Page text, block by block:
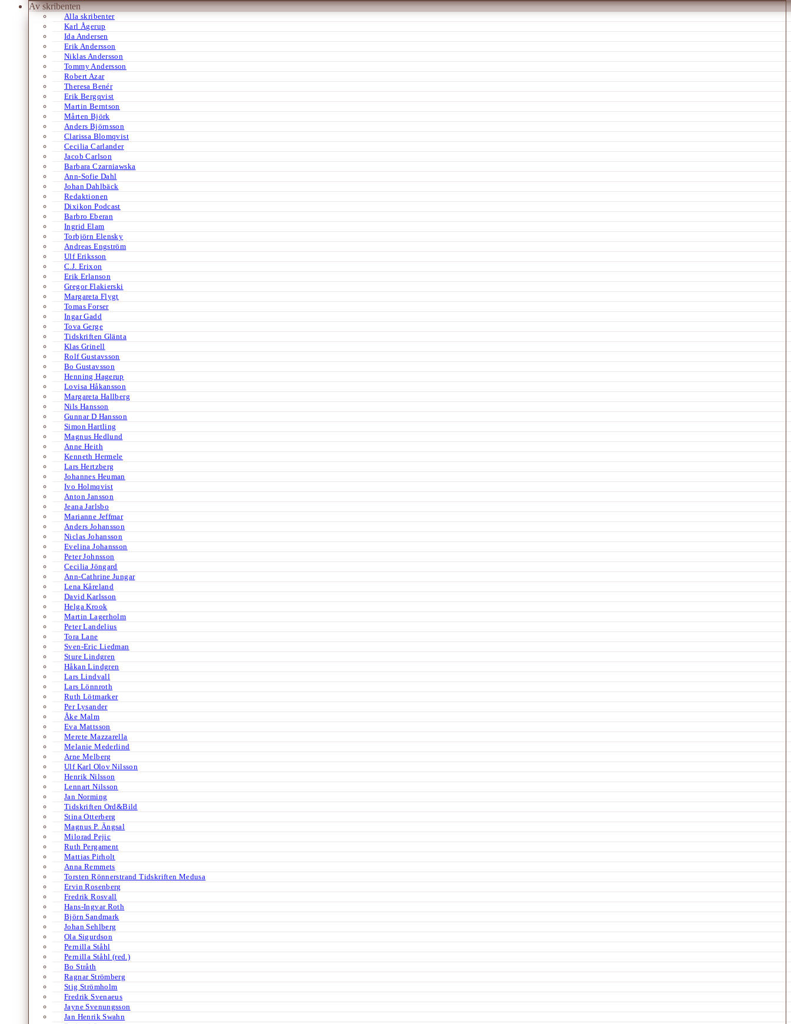
Av skribenten
Alla skribenter
Karl Ågerup
Ida Andersen
Erik Andersson
Niklas Andersson
Tommy Andersson
Robert Azar
Theresa Benér
Erik Bergqvist
Martin Berntson
Mårten Björk
Anders Björnsson
Clarissa Blomqvist
Cecilia Carlander
Jacob Carlson
Barbara Czarniawska
Ann-Sofie Dahl
Johan Dahlbäck
Redaktionen
Dixikon Podcast
Barbro Eberan
Ingrid Elam
Torbjörn Elensky
Andreas Engström
Ulf Eriksson
C.J. Erixon
Erik Erlanson
Gregor Flakierski
Margareta Flygt
Tomas Forser
Ingar Gadd
Tova Gerge
Tidskriften Glänta
Klas Grinell
Rolf Gustavsson
Bo Gustavsson
Henning Hagerup
Lovisa Håkansson
Margareta Hallberg
Nils Hansson
Gunnar D Hansson
Simon Hartling
Magnus Hedlund
Anne Heith
Kenneth Hermele
Lars Hertzberg
Johannes Heuman
Ivo Holmqvist
Anton Jansson
Jeana Jarlsbo
Marianne Jeffmar
Anders Johansson
Niclas Johansson
Evelina Johansson
Peter Johnsson
Cecilia Jöngard
Ann-Cathrine Jungar
Lena Kåreland
David Karlsson
Helga Krook
Martin Lagerholm
Peter Landelius
Tora Lane
Sven-Eric Liedman
Sture Lindgren
Håkan Lindgren
Lars Lindvall
Lars Lönnroth
Ruth Lötmarker
Per Lysander
Åke Malm
Eva Mattsson
Merete Mazzarella
Melanie Mederlind
Arne Melberg
Ulf Karl Olov Nilsson
Henrik Nilsson
Lennart Nilsson
Jan Norming
Tidskriften Ord&Bild
Stina Otterberg
Magnus P. Ängsal
Milorad Pejic
Ruth Pergament
Mattias Pirholt
Anna Remmets
Torsten Rönnerstrand Tidskriften Medusa
Ervin Rosenberg
Fredrik Rosvall
Hans-Ingvar Roth
Björn Sandmark
Johan Sehlberg
Ola Sigurdson
Pernilla Ståhl
Pernilla Ståhl (red.)
Bo Stråth
Ragnar Strömberg
Stig Strömholm
Fredrik Svenaeus
Jayne Svenungsson
Jan Henrik Swahn